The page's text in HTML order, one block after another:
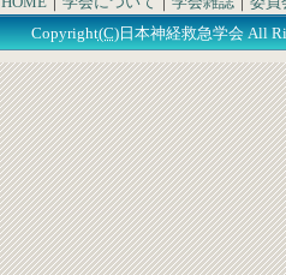
Copyright(C)日本神経救急学会All